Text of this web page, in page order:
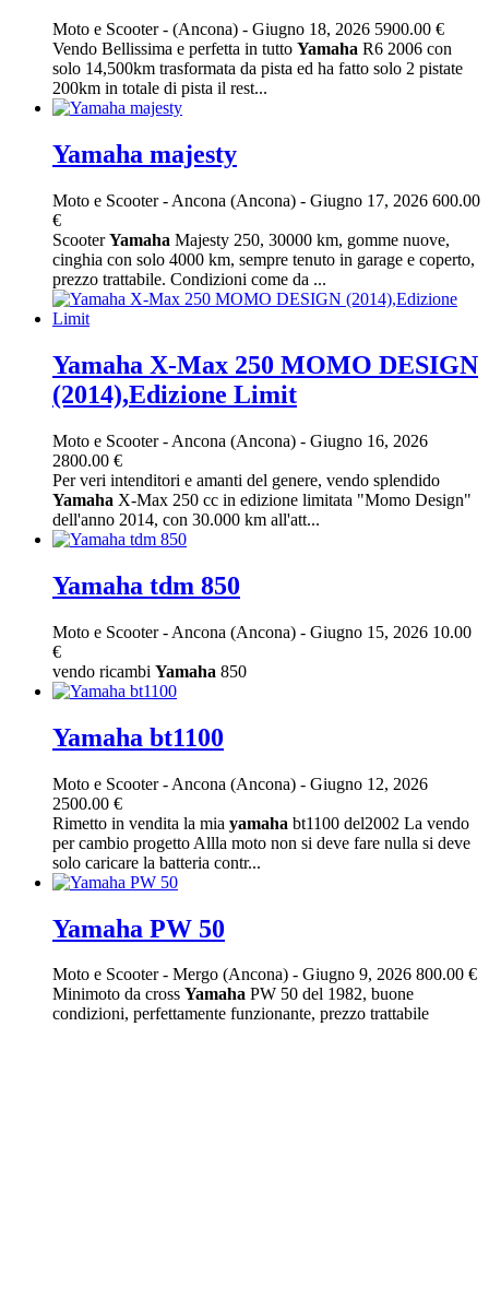
Moto e Scooter- (Ancona) - Giugno 18, 2026 5900.00 €
Vendo Bellissima e perfetta in tutto Yamaha R6 2006 con
solo 14,500km trasformata da pista ed ha fatto solo 2 pistate
200km in totale di pista il rest...
Yamaha majesty
Moto e Scooter- Ancona (Ancona) - Giugno 17, 2026 600.00
€
ScooterYamaha Majesty 250, 30000 km, gomme nuove,
cinghia con solo 4000 km, sempre tenuto in garage e coperto,
prezzo trattabile. Condizioni come da ...
Yamaha X-Max 250 MOMO DESIGN
(2014),Edizione Limit
Moto e Scooter- Ancona (Ancona) - Giugno 16, 2026
2800.00 €
Per veri intenditori e amanti del genere, vendo splendido
Yamaha X-Max 250 cc in edizione limitata "Momo Design"
dell'anno 2014, con 30.000 km all'att...
Yamaha tdm 850
Moto e Scooter- Ancona (Ancona) - Giugno 15, 2026 10.00
€
vendo ricambi Yamaha 850
Yamaha bt1100
Moto e Scooter- Ancona (Ancona) - Giugno 12, 2026
2500.00 €
Rimetto in vendita la mia yamaha bt1100 del2002 La vendo
per cambio progetto Allla moto non si deve fare nulla si deve
solo caricare la batteria contr...
Yamaha PW 50
Moto e Scooter- Mergo (Ancona) - Giugno 9, 2026 800.00 €
Minimoto da cross Yamaha PW 50 del 1982, buone
condizioni, perfettamente funzionante, prezzo trattabile